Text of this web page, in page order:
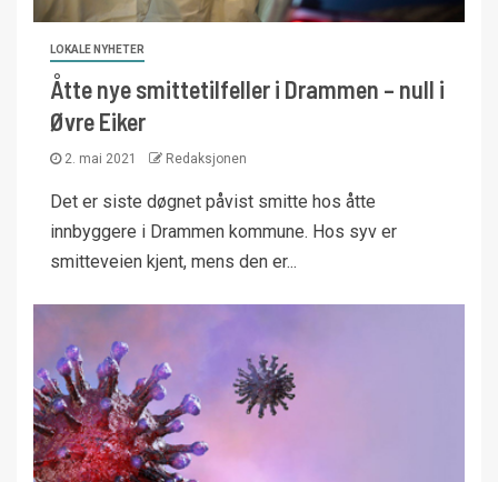
LOKALE NYHETER
Åtte nye smittetilfeller i Drammen – null i
Øvre Eiker
2. mai 2021 Redaksjonen
Det er siste døgnet påvist smitte hos åtte
innbyggere i Drammen kommune. Hos syv er
smitteveien kjent, mens den er...